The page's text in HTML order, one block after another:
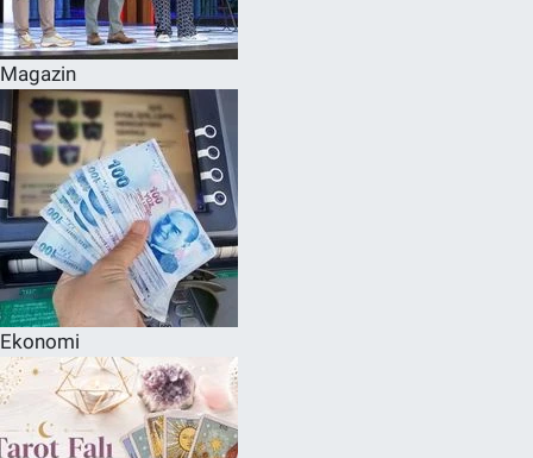
Magazin
Ekonomi